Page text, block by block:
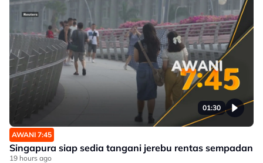
01:30
AWANI 7:45
Singapura siap sedia tangani jerebu rentas sempadan
19 hours ago